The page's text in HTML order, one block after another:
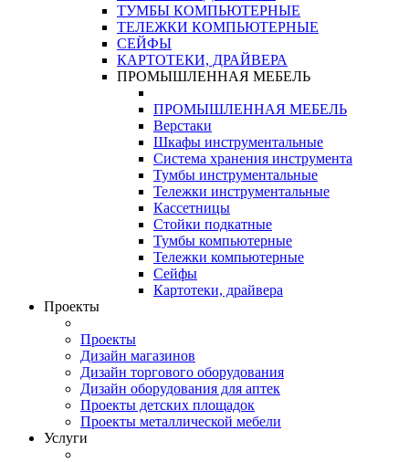
ТУМБЫ КОМПЬЮТЕРНЫЕ
ТЕЛЕЖКИ КОМПЬЮТЕРНЫЕ
СЕЙФЫ
КАРТОТЕКИ, ДРАЙВЕРА
ПРОМЫШЛЕННАЯ МЕБЕЛЬ
ПРОМЫШЛЕННАЯ МЕБЕЛЬ
Верстаки
Шкафы инструментальные
Система хранения инструмента
Тумбы инструментальные
Тележки инструментальные
Кассетницы
Стойки подкатные
Тумбы компьютерные
Тележки компьютерные
Сейфы
Картотеки, драйвера
Проекты
Проекты
Дизайн магазинов
Дизайн торгового оборудования
Дизайн оборудования для аптек
Проекты детских площадок
Проекты металлической мебели
Услуги